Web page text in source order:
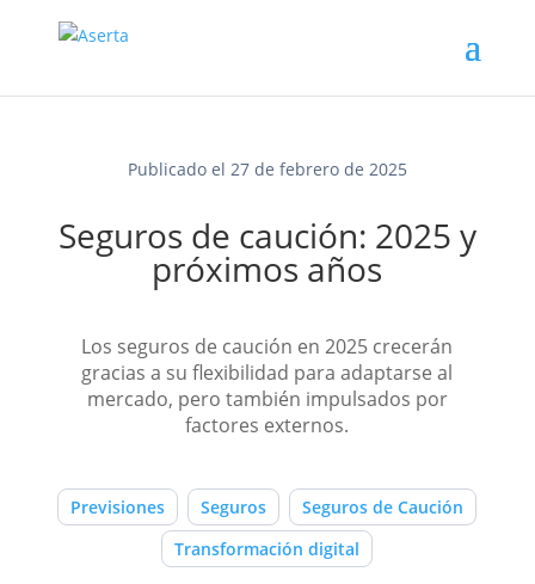
Publicado el 27 de febrero de 2025
Seguros de caución: 2025 y
próximos años
Los seguros de caución en 2025 crecerán
gracias a su flexibilidad para adaptarse al
mercado, pero también impulsados por
factores externos.
Previsiones Seguros
Seguros de Caución
Transformación digital